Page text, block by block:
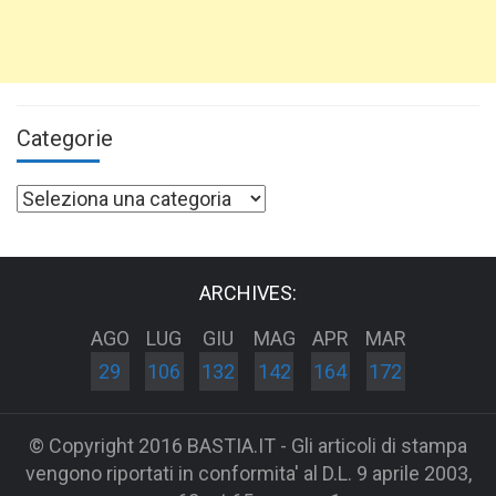
Categorie
Categorie
ARCHIVES:
AGO
29
LUG
106
GIU
132
MAG
142
APR
164
MAR
172
© Copyright 2016 BASTIA.IT - Gli articoli di stampa
vengono riportati in conformita' al D.L. 9 aprile 2003,